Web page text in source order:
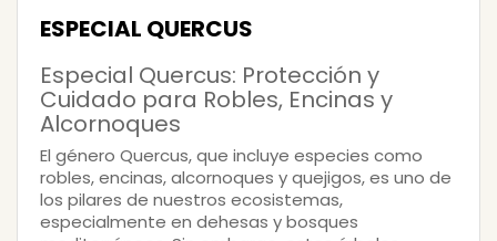
ESPECIAL QUERCUS
Especial Quercus: Protección y
Cuidado para Robles, Encinas y
Alcornoques
El género Quercus, que incluye especies como
robles, encinas, alcornoques y quejigos, es uno de
los pilares de nuestros ecosistemas,
especialmente en dehesas y bosques